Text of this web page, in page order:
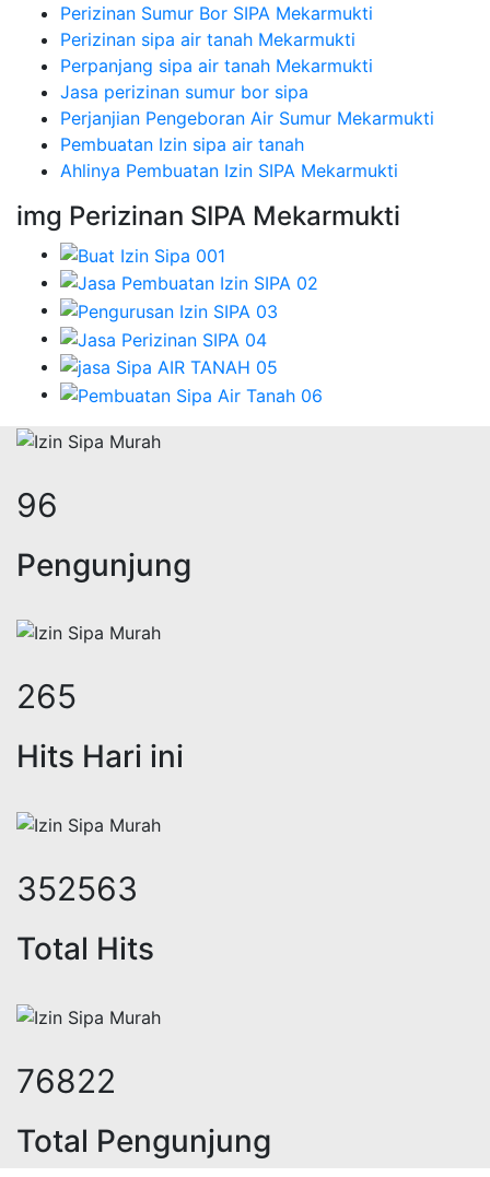
Perizinan Sumur Bor SIPA Mekarmukti
Perizinan sipa air tanah Mekarmukti
Perpanjang sipa air tanah Mekarmukti
Jasa perizinan sumur bor sipa
Perjanjian Pengeboran Air Sumur Mekarmukti
Pembuatan Izin sipa air tanah
Ahlinya Pembuatan Izin SIPA Mekarmukti
img Perizinan SIPA Mekarmukti
126
Pengunjung
348
Hits Hari ini
470558
Total Hits
102223
Total Pengunjung